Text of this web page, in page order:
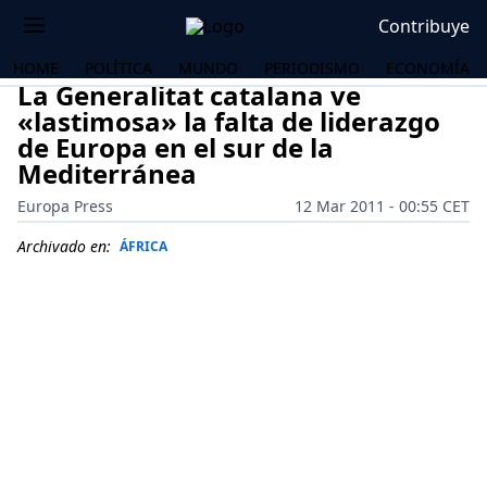
Contribuye
HOME POLÍTICA MUNDO PERIODISMO ECONOMÍA
La Generalitat catalana ve
«lastimosa» la falta de liderazgo
de Europa en el sur de la
Mediterránea
Europa Press
12 Mar 2011 - 00:55 CET
Archivado en: ÁFRICA